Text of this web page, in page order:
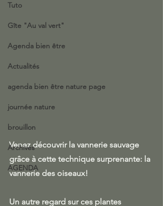
Tuto
Gîte "Au val vert"
Agenda bien être
Actualités
agenda bien être nature page
journée nature
brouillon
Archives
AGENDA
Venez découvrir la vannerie sauvage
grâce à cette technique surprenante: la
vannerie des oiseaux!
Un autre regard sur ces plantes